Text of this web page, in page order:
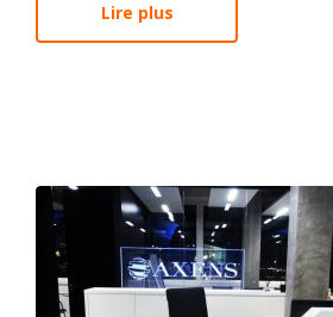
Lire plus